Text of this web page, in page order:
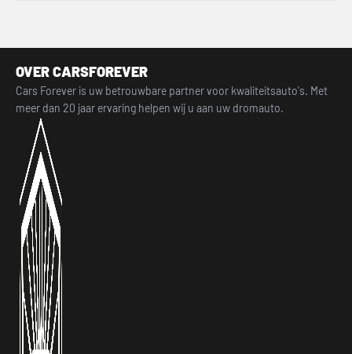
OVER CARSFOREVER
Cars Forever is uw betrouwbare partner voor kwaliteitsauto's. Met
meer dan 20 jaar ervaring helpen wij u aan uw dromauto.